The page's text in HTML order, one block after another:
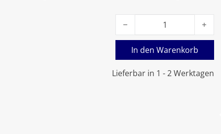
Lieferbar in 1 - 2 Werktagen
Viessmann Mischermotor
In den Warenkorb